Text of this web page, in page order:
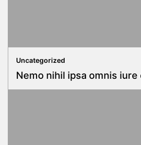
Uncategorized
Nemo nihil ipsa omnis iure